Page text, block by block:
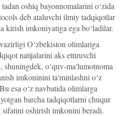
oshiq bayonnomalarini o‘zida
deb ataluvchi ilmiy tadqiqotlar
kirish imkoniyatiga ega bo‘ladilar.
O‘zbekiston olimlariga
natijalarini aks ettiruvchi
shuningdek, o‘quv-ma'lumotnoma
imkoninini ta'minlashni o‘z
esa o‘z navbatida olimlarga
barcha tadqiqotlarni chuqur
oshirish imkonini beradi.